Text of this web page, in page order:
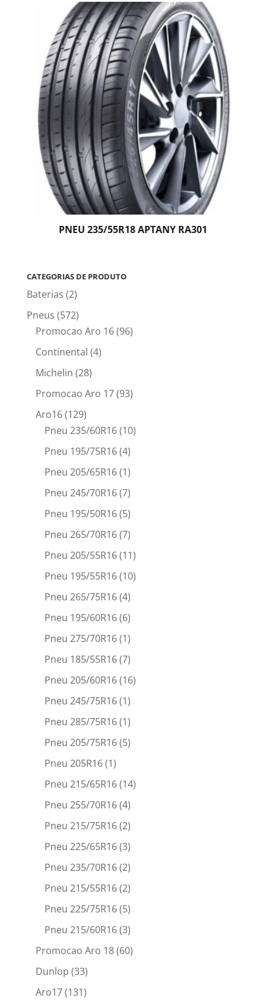
PNEU 235/55R18 APTANY RA301
CATEGORIAS DE PRODUTO
Baterias (2)
Pneus (572)
Promocao Aro 16(96)
Continental (4)
Michelin (28)
Promocao Aro 17(93)
Aro16(129)
Pneu 235/60R16(10)
Pneu 195/75R16(4)
Pneu 205/65R16(1)
Pneu 245/70R16(7)
Pneu 195/50R16(5)
Pneu 265/70R16(7)
Pneu 205/55R16(11)
Pneu 195/55R16(10)
Pneu 265/75R16(4)
Pneu 195/60R16(6)
Pneu 275/70R16(1)
Pneu 185/55R16(7)
Pneu 205/60R16(16)
Pneu 245/75R16(1)
Pneu 285/75R16(1)
Pneu 205/75R16(5)
Pneu 205R16(1)
Pneu 215/65R16(14)
Pneu 255/70R16(4)
Pneu 215/75R16(2)
Pneu 225/65R16(3)
Pneu 235/70R16(2)
Pneu 215/55R16(2)
Pneu 225/75R16(5)
Pneu 215/60R16(3)
Promocao Aro 18(60)
Dunlop (33)
Aro17(131)